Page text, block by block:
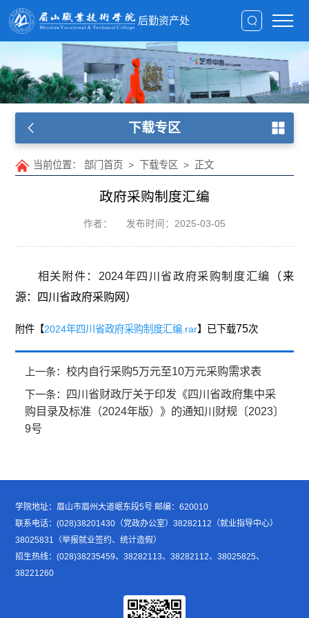
后勤资产处
下载专区
当前位置：部门首页 > 下载专区 > 正文
政府采购制度汇编
作者： 发布时间：2025-03-05
相关附件：2024年四川省政府采购制度汇编
（来
源：四川省政府采购网）
附件【2024年四川省政府采购制度汇编.rar】已下载75次
上一条： 校内自行采购5万元至10万元采购需求表
下一条： 四川省财政厅关于印发《四川省政府集中采
购目录及标准（2024年版）》的通知川财规〔2023〕
9号
学院地址：眉山市眉州大道岷东段5号 邮编：620010
联系电话：(028)38201430（党政办公室）38282112（就业指导中心）
38025831（举报就业签约、统计造假）
招生热线：(028)38235459、38282113、38282112、38025825、
38221260